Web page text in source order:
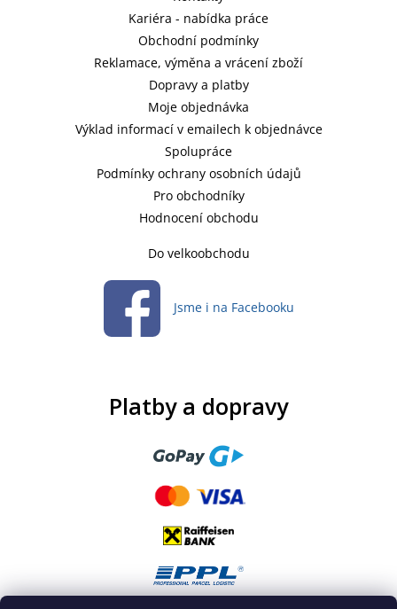
Kariéra - nabídka práce
Obchodní podmínky
Reklamace, výměna a vrácení zboží
Dopravy a platby
Moje objednávka
Výklad informací v emailech k objednávce
Spolupráce
Podmínky ochrany osobních údajů
Pro obchodníky
Hodnocení obchodu
Do velkoobchodu
Jsme i na Facebooku
Platby a dopravy